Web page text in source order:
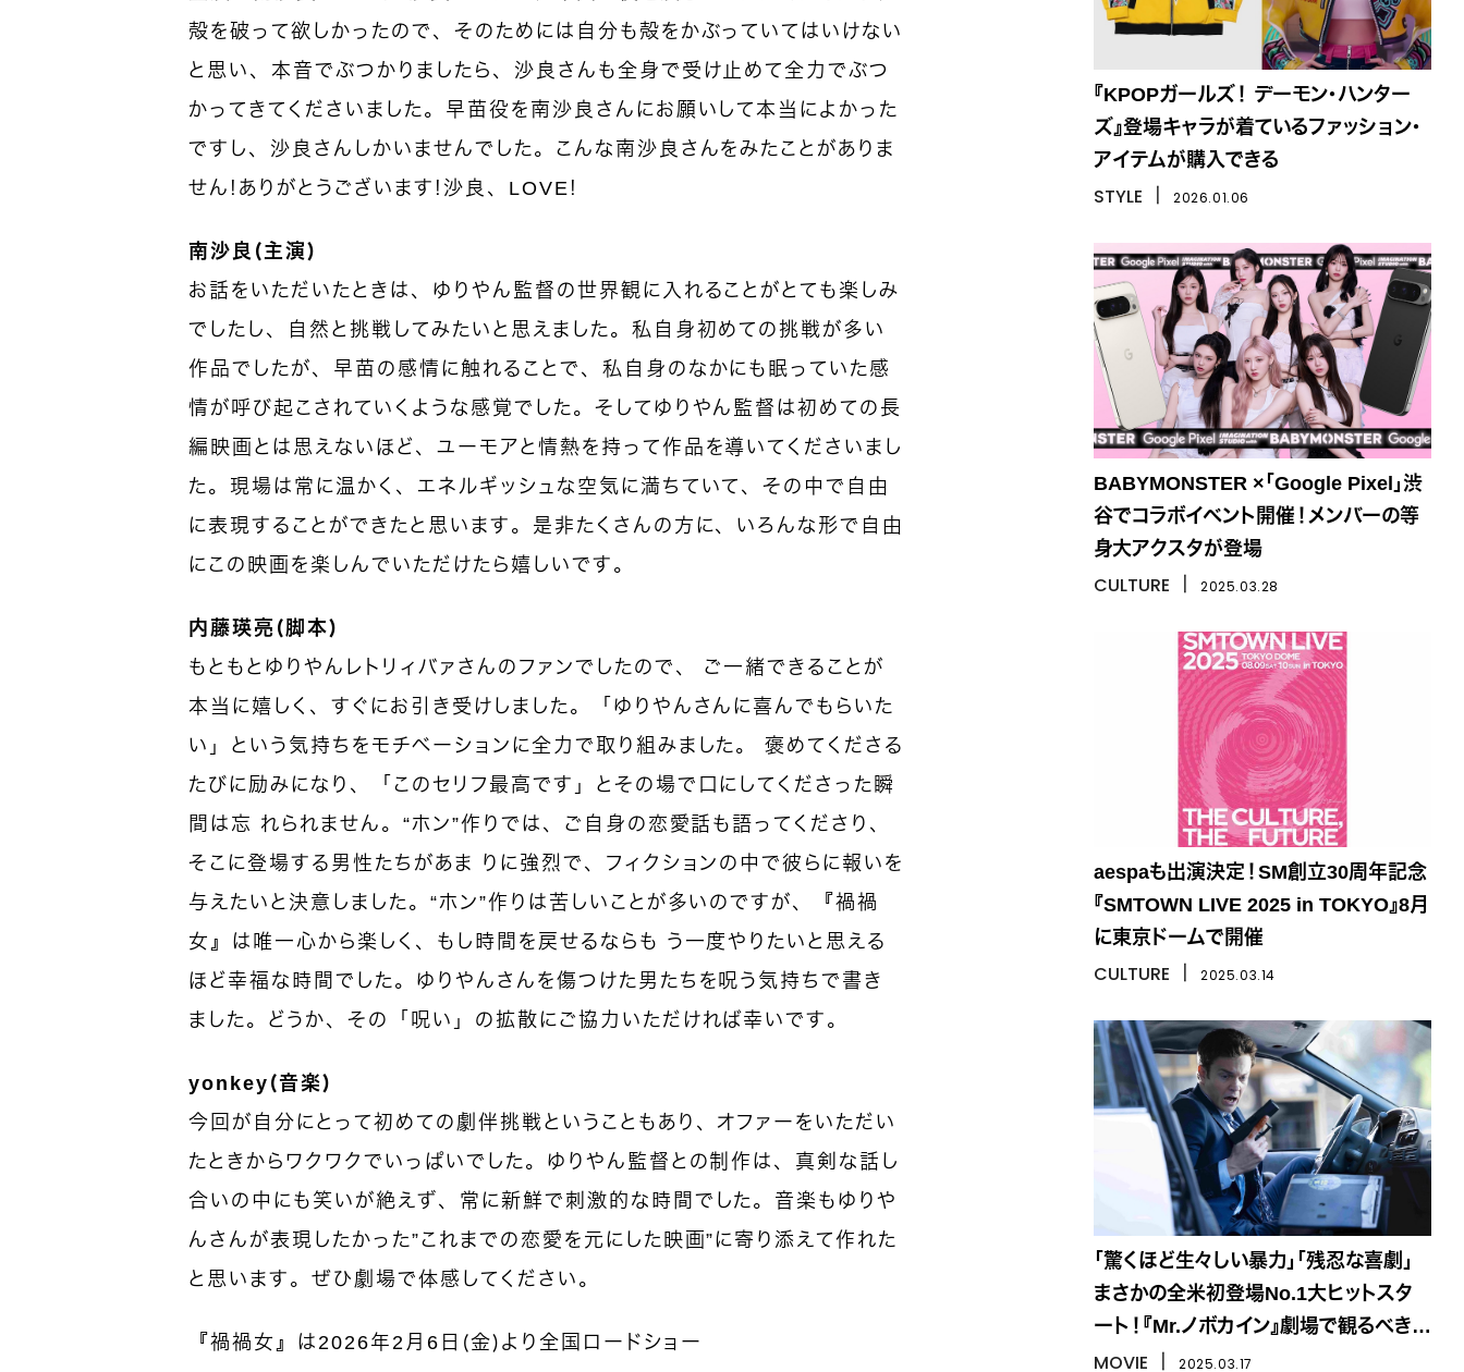
殻を破って欲しかったので、そのためには自分も殻をかぶっていてはいけない
と思い、本音でぶつかりましたら、沙良さんも全身で受け止めて全力でぶつ
かってきてくださいました。早苗役を南沙良さんにお願いして本当によかった
ですし、沙良さんしかいませんでした。こんな南沙良さんをみたことがありま
せん！ありがとうございます！沙良、LOVE！
南沙良（主演）
お話をいただいたときは、ゆりやん監督の世界観に入れることがとても楽しみ
でしたし、自然と挑戦してみたいと思えました。私自身初めての挑戦が多い
作品でしたが、早苗の感情に触れることで、私自身のなかにも眠っていた感
情が呼び起こされていくような感覚でした。そしてゆりやん監督は初めての長
編映画とは思えないほど、ユーモアと情熱を持って作品を導いてくださいまし
た。現場は常に温かく、エネルギッシュな空気に満ちていて、その中で自由
に表現することができたと思います。是非たくさんの方に、いろんな形で自由
にこの映画を楽しんでいただけたら嬉しいです。
内藤瑛亮（脚本）
もともとゆりやんレトリィバァさんのファンでしたので、 ご一緒できることが
本当に嬉しく、すぐにお引き受けしました。「ゆりやんさんに喜んでもらいた
い」という気持ちをモチベーションに全力で取り組みました。 褒めてくださる
たびに励みになり、「このセリフ最高です」とその場で口にしてくださった瞬
間は忘 れられません。“ホン”作りでは、ご自身の恋愛話も語ってくださり、
そこに登場する男性たちがあま りに強烈で、フィクションの中で彼らに報いを
与えたいと決意しました。“ホン”作りは苦しいことが多いのですが、『禍禍
女』は唯一心から楽しく、もし時間を戻せるならも う一度やりたいと思える
ほど幸福な時間でした。ゆりやんさんを傷つけた男たちを呪う気持ちで書き
ました。どうか、その「呪い」の拡散にご協力いただければ幸いです。
yonkey（音楽）
今回が自分にとって初めての劇伴挑戦ということもあり、オファーをいただい
たときからワクワクでいっぱいでした。ゆりやん監督との制作は、真剣な話し
合いの中にも笑いが絶えず、常に新鮮で刺激的な時間でした。音楽もゆりや
んさんが表現したかった”これまでの恋愛を元にした映画”に寄り添えて作れた
と思います。ぜひ劇場で体感してください。
『禍禍女』は2026年2月6日（金）より全国ロードショー
『KPOPガールズ！ デーモン・ハンター
ズ』登場キャラが着ているファッション・
アイテムが購入できる
STYLE 2026.01.06
BABYMONSTER ×「Google Pixel」渋
谷でコラボイベント開催！メンバーの等
身大アクスタが登場
CULTURE 2025.03.28
aespaも出演決定！SM創立30周年記念
『SMTOWN LIVE 2025 in TOKYO』8月
に東京ドームで開催
CULTURE 2025.03.14
「驚くほど生々しい暴力」「残忍な喜劇」
まさかの全米初登場No.1大ヒットスタ
ート！『Mr.ノボカイン』劇場で観るべき理
由は？
MOVIE 2025.03.17